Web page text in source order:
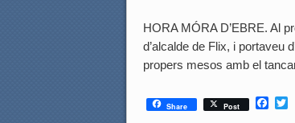
HORA MÓRA D’EBRE. Al
d’alcalde de Flix, i portaveu
propers mesos amb el
Share Post
F